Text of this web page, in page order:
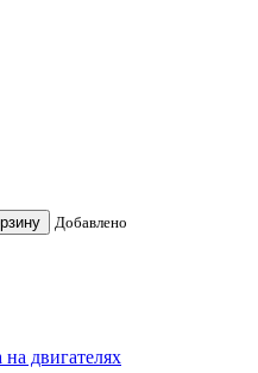
Добавлено
двигателях